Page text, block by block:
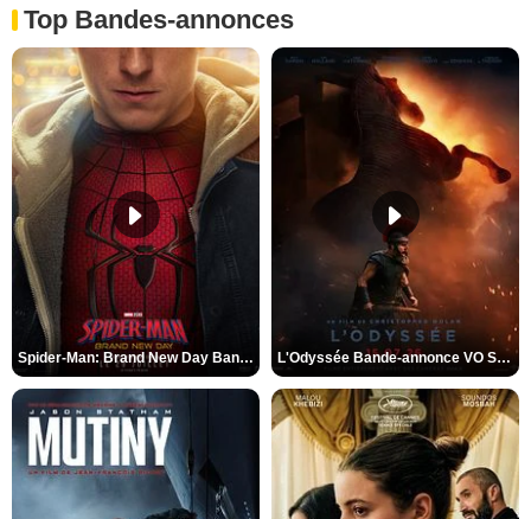
Top Bandes-annonces
Spider-Man: Brand New Day Bande-annonce VO STFR L'Odyssée Bande-annonce VO STFR